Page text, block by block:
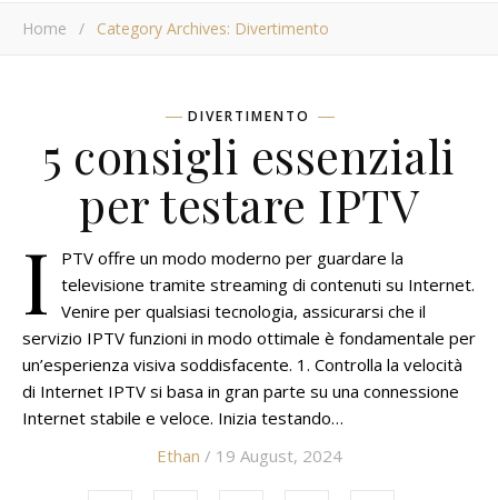
Home / Category Archives: Divertimento
DIVERTIMENTO
5 consigli essenziali
per testare IPTV
I
PTV offre un modo moderno per guardare la
televisione tramite streaming di contenuti su Internet.
Venire per qualsiasi tecnologia, assicurarsi che il
servizio IPTV funzioni in modo ottimale è fondamentale per
un’esperienza visiva soddisfacente. 1. Controlla la velocità
di Internet IPTV si basa in gran parte su una connessione
Internet stabile e veloce. Inizia testando…
Ethan / 19 August, 2024